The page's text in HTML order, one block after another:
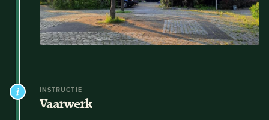
INSTRUCTIE
Vaarwerk